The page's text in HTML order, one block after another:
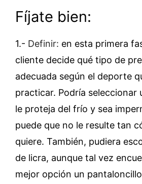
Fíjate bien:
1.- Definir: en esta primera
cliente decide qué tipo de
adecuada según el deporte
practicar. Podría seleccionar
le proteja del frío y sea
puede que no le resulte tan
quiere. También, pudiera
de licra, aunque tal vez
mejor opción un